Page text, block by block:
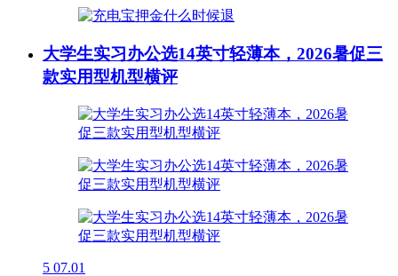
大学生实习办公选14英寸轻薄本，2026暑促三
款实用型机型横评
5 07.01